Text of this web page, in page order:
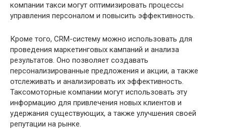
компании такси могут оптимизировать процессы
управления персоналом и повысить эффективность.
Кроме того, CRM-систему можно использовать для
проведения маркетинговых кампаний и анализа
результатов. Оно позволяет создавать
персонализированные предложения и акции, а также
отслеживать и анализировать их эффективность.
Таксомоторные компании могут использовать эту
информацию для привлечения новых клиентов и
удержания существующих, а также улучшения своей
репутации на рынке.